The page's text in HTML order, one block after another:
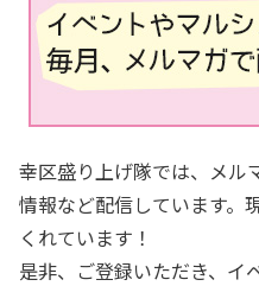
幸区盛り上げ隊では、メル
情報など配信しています。
くれています！
是非、ご登録いただき、イ